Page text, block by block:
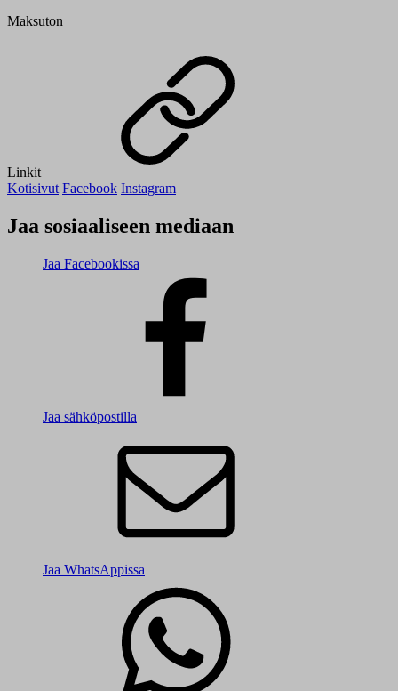
Maksuton
Linkit
Kotisivut Facebook Instagram
Jaa sosiaaliseen mediaan
Jaa Facebookissa
Jaa sähköpostilla
Jaa WhatsAppissa